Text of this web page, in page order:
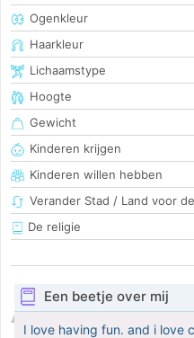
Ogenkleur
Haarkleur
Lichaamstype
Hoogte
Gewicht
Kinderen krijgen
Kinderen willen hebben
Verander Stad / Land voor
De religie
Een beetje over mij
I love having fun. and i love